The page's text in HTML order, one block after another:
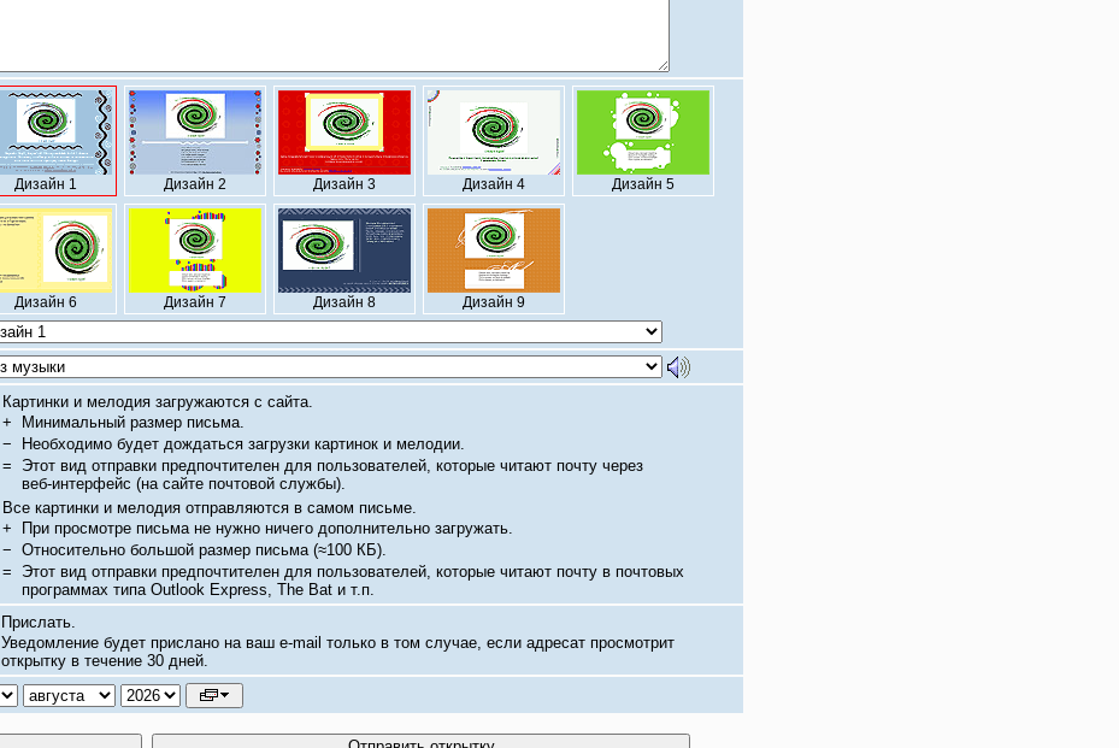
Дизайн 1 Дизайн 2 Дизайн 3 Дизайн 4 Дизайн 5
Дизайн 6 Дизайн 7 Дизайн 8 Дизайн 9
Картинки и мелодия загружаются с сайта.
+
Минимальный размер письма.
−
Необходимо будет дождаться загрузки картинок и мелодии.
= Этот вид отправки предпочтителен для пользователей, которые читают почту через
веб-интерфейс (на сайте почтовой службы).
Все картинки и мелодия отправляются в самом письме.
+
При просмотре письма не нужно ничего дополнительно загружать.
− Относительно большой размер письма (≈100 КБ).
= Этот вид отправки предпочтителен для пользователей, которые читают почту в почтовых
программах типа Outlook Express, The Bat и т.п.
Прислать.
Уведомление будет прислано на ваш e-mail только в том случае, если адресат просмотрит
открытку в течение 30 дней.